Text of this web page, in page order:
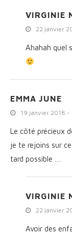
VIRGINIE
22 janvier
Ahahah quel
EMMA JUNE
19 janvier 2018 -
Le côté précieux
je te rejoins sur
tard possible …
VIRGINIE
22 janvier
Avoir des